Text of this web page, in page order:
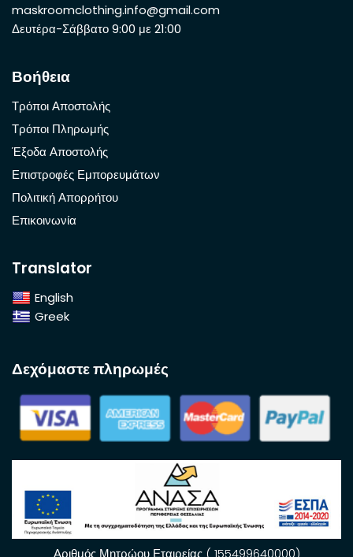
maskroomclothing.info@gmail.com
Δευτέρα-Σάββατο 9:00 με 21:00
Βοήθεια
Τρόποι Αποστολής
Τρόποι Πληρωμής
Έξοδα Αποστολής
Επιστροφές Εμπορευμάτων
Πολιτική Απορρήτου
Επικοινωνία
Translator
English
Greek
Δεχόμαστε πληρωμές
Αριθμός Μητρώου Εταιρείας ( 155499640000)